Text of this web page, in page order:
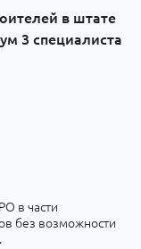
в штате
3 специалиста
в части
без возможности